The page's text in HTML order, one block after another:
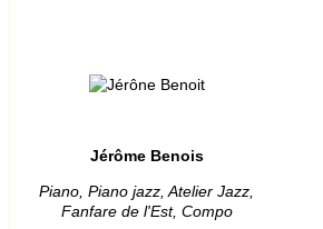
Jérôme Benois
Piano, Piano jazz, Atelier Jazz,
Fanfare de l'Est, Compo